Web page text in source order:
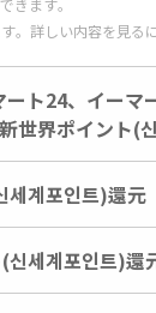
詳しい内容を見る
ト24、イーマ
世界ポイント(
계포인트)還元
세계포인트)還